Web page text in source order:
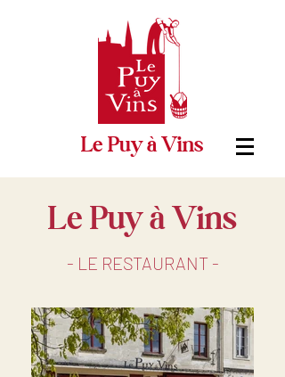
Le Puy à Vins
Le Puy à Vins
- LE RESTAURANT -